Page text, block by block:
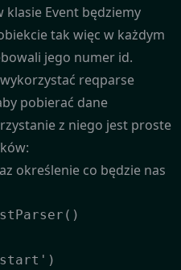
Event będziemy
tak więc w każdym
jego numer id.
reqparse
pobierać dane
z niego jest proste
określenie co będzie nas